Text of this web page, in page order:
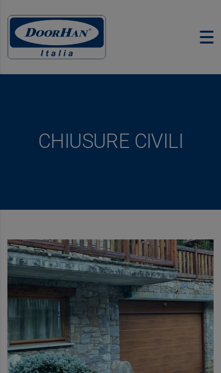
CHIUSURE CIVILI